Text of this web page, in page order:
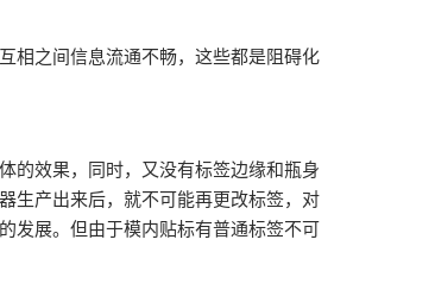
之间信息流通不畅，这些都是阻碍化
效果，同时，又没有标签边缘和瓶身
生产出来后，就不可能再更改标签，对
发展。但由于模内贴标有普通标签不可